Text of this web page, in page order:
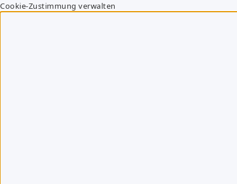
Cookie-Zustimmung verwalten